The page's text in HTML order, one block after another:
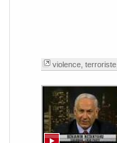
violence, terroriste,